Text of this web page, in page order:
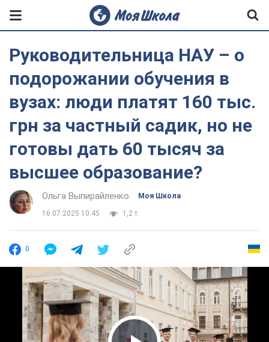
Руководительница НАУ – о
подорожании обучения в
вузах: люди платят 160 тыс.
грн за частный садик, но не
готовы дать 60 тысяч за
высшее образование?
Ольга Выпирайленко Моя Школа
16.07.2025 10:45 1,2 т.
0